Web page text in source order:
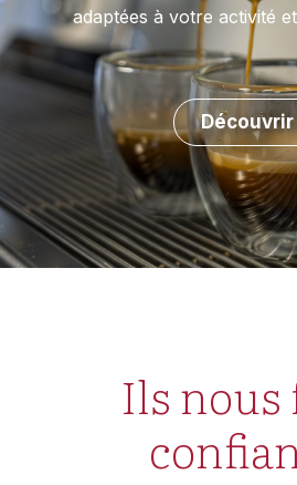
adaptées à votre activité
Découvrir
Ils